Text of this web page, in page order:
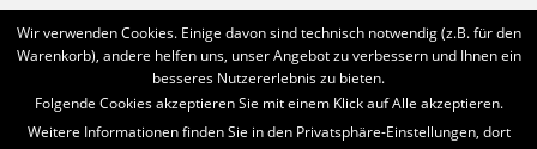
INFORMIERT BLEIBEN
Bestellung widerrufen
* Alle Preise inkl. MwSt. und zzgl. Bearbeitungspauschale
Wir verwenden Cookies. Einige davon sind technisch notwendig (z.B. für den
Warenkorb), andere helfen uns, unser Angebot zu verbessern und Ihnen ein
besseres Nutzererlebnis zu bieten.
Folgende Cookies akzeptieren Sie mit einem Klick auf Alle akzeptieren.
Weitere Informationen finden Sie in den Privatsphäre-Einstellungen, dort